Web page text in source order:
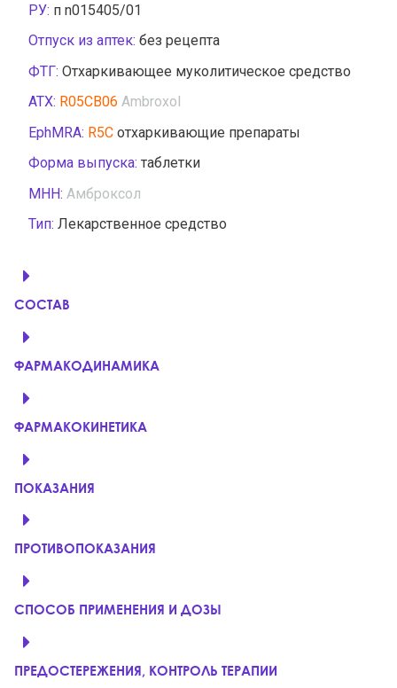
РУ: п n015405/01
Отпуск из аптек: без рецепта
ФТГ: Отхаркивающее муколитическое средство
АТХ: R05CB06 Ambroxol
EphMRA: R5C отхаркивающие препараты
Форма выпуска: таблетки
МНН: Амброксол
Тип: Лекарственное средство
СОСТАВ
ФАРМАКОДИНАМИКА
ФАРМАКОКИНЕТИКА
ПОКАЗАНИЯ
ПРОТИВОПОКАЗАНИЯ
СПОСОБ ПРИМЕНЕНИЯ И ДОЗЫ
ПРЕДОСТЕРЕЖЕНИЯ, КОНТРОЛЬ ТЕРАПИИ